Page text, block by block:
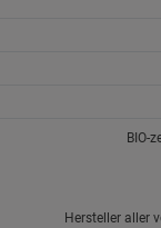
BIO-
Hersteller aller